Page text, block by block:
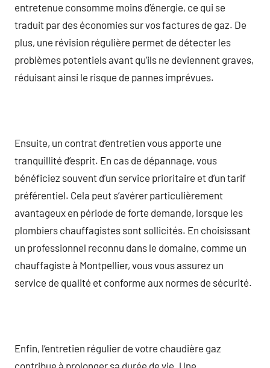
entretenue consomme moins d’énergie, ce qui se
traduit par des économies sur vos factures de gaz. De
plus, une révision régulière permet de détecter les
problèmes potentiels avant qu’ils ne deviennent graves,
réduisant ainsi le risque de pannes imprévues.
Ensuite, un contrat d’entretien vous apporte une
tranquillité d’esprit. En cas de dépannage, vous
bénéficiez souvent d’un service prioritaire et d’un tarif
préférentiel. Cela peut s’avérer particulièrement
avantageux en période de forte demande, lorsque les
plombiers chauffagistes sont sollicités. En choisissant
un professionnel reconnu dans le domaine, comme un
chauffagiste à Montpellier, vous vous assurez un
service de qualité et conforme aux normes de sécurité.
Enfin, l’entretien régulier de votre chaudière gaz
contribue à prolonger sa durée de vie. Une